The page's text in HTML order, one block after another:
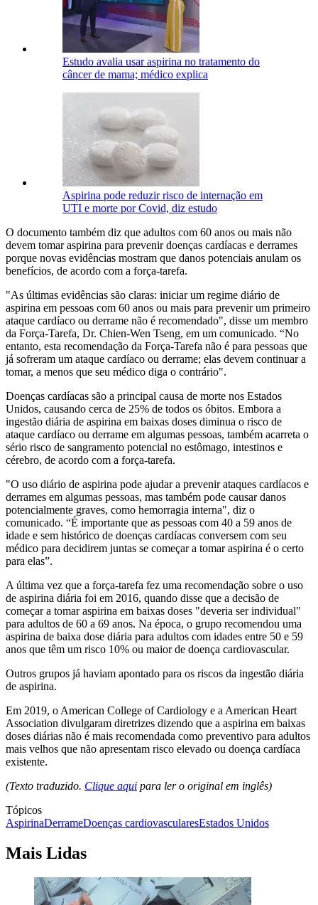
Estudo avalia usar aspirina no tratamento do
câncer de mama; médico explica
Aspirina pode reduzir risco de internação em
UTI e morte por Covid, diz estudo
O documento também diz que adultos com 60 anos ou mais não
devem tomar aspirina para prevenir doenças cardíacas e derrames
porque novas evidências mostram que danos potenciais anulam os
benefícios, de acordo com a força-tarefa.
"As últimas evidências são claras: iniciar um regime diário de
aspirina em pessoas com 60 anos ou mais para prevenir um primeiro
ataque cardíaco ou derrame não é recomendado", disse um membro
da Força-Tarefa, Dr. Chien-Wen Tseng, em um comunicado. “No
entanto, esta recomendação da Força-Tarefa não é para pessoas que
já sofreram um ataque cardíaco ou derrame; elas devem continuar a
tomar, a menos que seu médico diga o contrário".
Doenças cardíacas são a principal causa de morte nos Estados
Unidos, causando cerca de 25% de todos os óbitos. Embora a
ingestão diária de aspirina em baixas doses diminua o risco de
ataque cardíaco ou derrame em algumas pessoas, também acarreta o
sério risco de sangramento potencial no estômago, intestinos e
cérebro, de acordo com a força-tarefa.
"O uso diário de aspirina pode ajudar a prevenir ataques cardíacos e
derrames em algumas pessoas, mas também pode causar danos
potencialmente graves, como hemorragia interna", diz o
comunicado. “É importante que as pessoas com 40 a 59 anos de
idade e sem histórico de doenças cardíacas conversem com seu
médico para decidirem juntas se começar a tomar aspirina é o certo
para elas”.
A última vez que a força-tarefa fez uma recomendação sobre o uso
de aspirina diária foi em 2016, quando disse que a decisão de
começar a tomar aspirina em baixas doses "deveria ser individual"
para adultos de 60 a 69 anos. Na época, o grupo recomendou uma
aspirina de baixa dose diária para adultos com idades entre 50 e 59
anos que têm um risco 10% ou maior de doença cardiovascular.
Outros grupos já haviam apontado para os riscos da ingestão diária
de aspirina.
Em 2019, o American College of Cardiology e a American Heart
Association divulgaram diretrizes dizendo que a aspirina em baixas
doses diárias não é mais recomendada como preventivo para adultos
mais velhos que não apresentam risco elevado ou doença cardíaca
existente.
(Texto traduzido. Clique aqui para ler o original em inglês)
Tópicos
AspirinaDerrameDoenças cardiovascularesEstados Unidos
Mais Lidas